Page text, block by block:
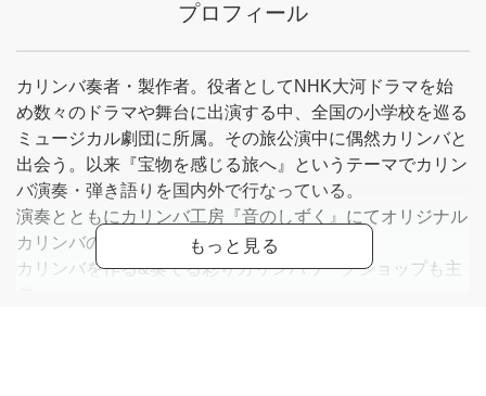
プロフィール
カリンバ奏者・製作者。役者としてNHK大河ドラマを始
め数々のドラマや舞台に出演する中、全国の小学校を巡る
ミュージカル劇団に所属。その旅公演中に偶然カリンバと
出会う。以来『宝物を感じる旅へ』というテーマでカリン
バ演奏・弾き語りを国内外で行なっている。
演奏とともにカリンバ工房『音のしずく』にてオリジナル
カリンバの製作も行う。
カリンバを作る&奏でる彩りカリンバワークショップも主